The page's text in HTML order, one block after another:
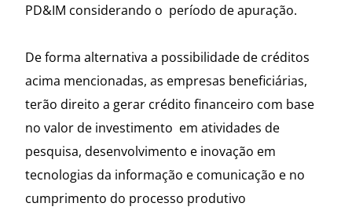
PD&IM considerando o período de apuração.
De forma alternativa a possibilidade de créditos
acima mencionadas, as empresas beneficiárias,
terão direito a gerar crédito financeiro com base
no valor de investimento em atividades de
pesquisa, desenvolvimento e inovação em
tecnologias da informação e comunicação e no
cumprimento do processo produtivo